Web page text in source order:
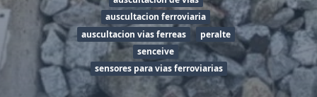
auscultacion ferroviaria
auscultacion vias ferreas
peralte
senceive
sensores para vias ferroviarias